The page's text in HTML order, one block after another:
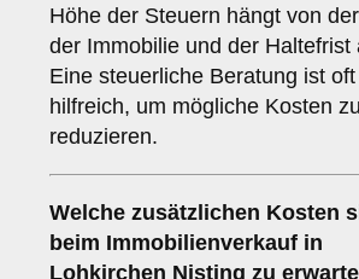
Höhe der Steuern hängt von
der Immobilie und der Haltefrist
Eine steuerliche Beratung ist oft
hilfreich, um mögliche Kosten zu
reduzieren.
Welche zusätzlichen Kosten
beim Immobilienverkauf in
Lohkirchen Nisting zu